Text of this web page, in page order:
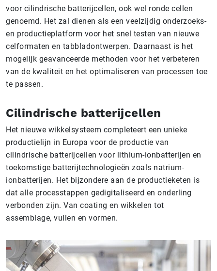
voor cilindrische batterijcellen, ook wel ronde cellen
genoemd. Het zal dienen als een veelzijdig onderzoeks-
en productieplatform voor het snel testen van nieuwe
celformaten en tabbladontwerpen. Daarnaast is het
mogelijk geavanceerde methoden voor het verbeteren
van de kwaliteit en het optimaliseren van processen toe
te passen.
Cilindrische batterijcellen
Het nieuwe wikkelsysteem completeert een unieke
productielijn in Europa voor de productie van
cilindrische batterijcellen voor lithium-ionbatterijen en
toekomstige batterijtechnologieën zoals natrium-
ionbatterijen. Het bijzondere aan de productieketen is
dat alle processtappen gedigitaliseerd en onderling
verbonden zijn. Van coating en wikkelen tot
assemblage, vullen en vormen.